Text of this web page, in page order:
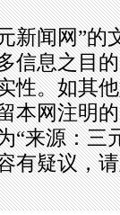
闻网”的
信息之目
性。如其
本网注明
“来源：三
有疑议，